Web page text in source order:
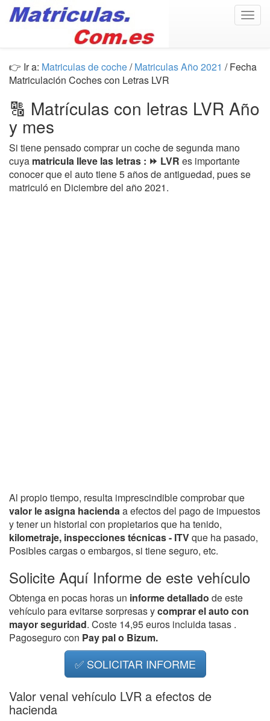
👉 Ir a: Matriculas de coche/Matriculas Año 2021 / Fecha
Matriculación Coches con Letras LVR
🔠 Matrículas con letras LVR Año
y mes
Si tiene pensado comprar un coche de segunda mano
cuya matricula lleve las letras : ⏩ LVR es importante
conocer que el auto tiene 5 años de antiguedad, pues se
matriculó en Diciembre del año 2021.
Al propio tiempo, resulta imprescindible comprobar que
valor le asigna haciendaa efectos del pago de impuestos
y tener un historial con propietarios que ha tenido,
kilometraje, inspecciones técnicas - ITVque ha pasado,
Posibles cargas o embargos, si tiene seguro, etc.
Solicite Aquí Informe de este vehículo
Obtenga en pocas horas un informe detallado de este
vehículo para evitarse sorpresas ycomprar el auto con
mayor seguridad. Coste 14,95 euros incluida tasas .
Pagoseguro con Pay pal o Bizum.
✅ SOLICITAR INFORME
Valor venal vehículo LVR a efectos de
hacienda